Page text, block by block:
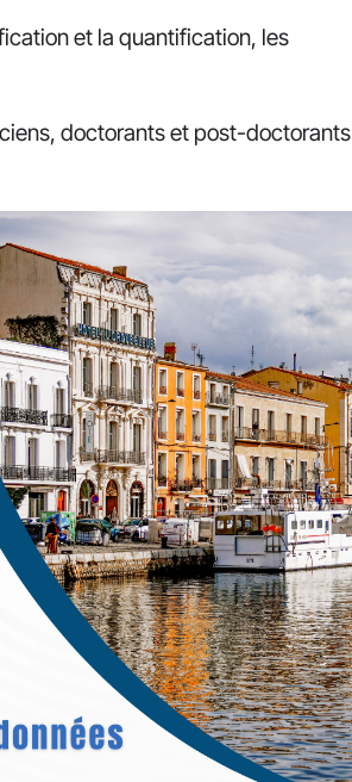
et la quantification, les
doctorants et post-doctorants